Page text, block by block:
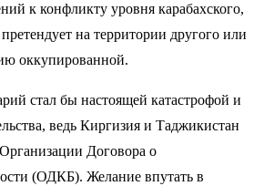
к конфликту уровня карабахского,
на территории другого или
оккупированной.
стал бы настоящей катастрофой и
ведь Киргизия и Таджикистан
Договора о
(ОДКБ). Желание впутать в